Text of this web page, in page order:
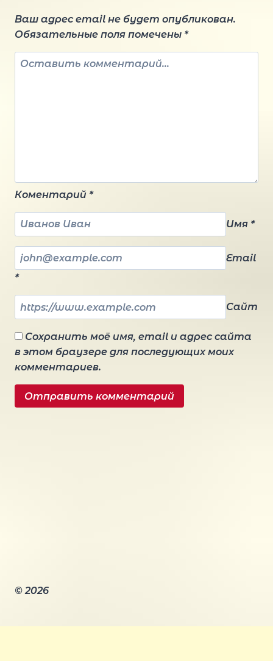
Ваш адрес email не будет опубликован.
Обязательные поля помечены *
Коментарий *
Имя *
Email
*
Сайт
Сохранить моё имя, email и адрес сайта
в этом браузере для последующих моих
комментариев.
© 2026